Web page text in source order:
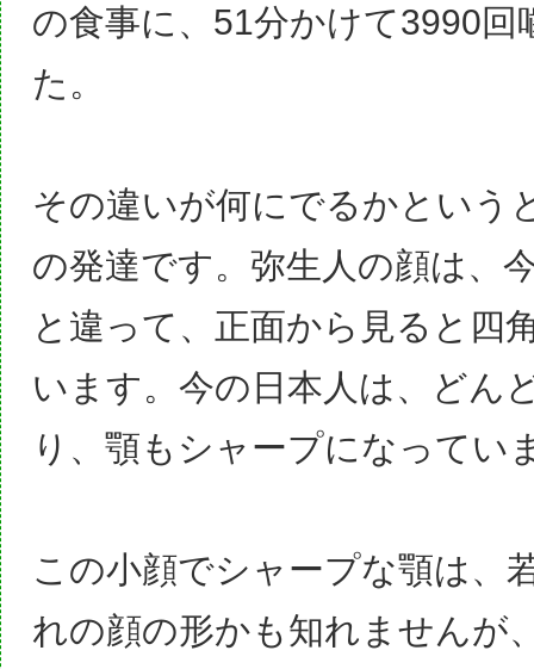
の食事に、51分かけて3990回
た 。
その違いが何にでるかという
の発達です。弥生人の顔は、
と違って、正面から見ると四
います。今の日本人は、どん
り、顎もシャープになってい
この小顔でシャープな顎は、
れの顔の形かも知れませんが